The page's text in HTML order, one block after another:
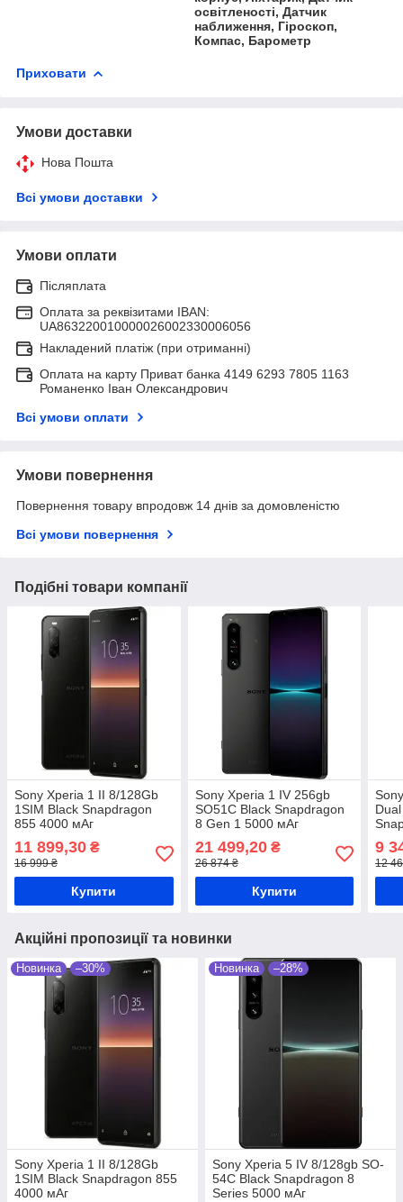
освітленості, Датчик
наближення, Гіроскоп,
Компас, Барометр
Приховати
Умови доставки
Нова Пошта
Всі умови доставки
Умови оплати
Післяплата
Оплата за реквізитами IBAN:
UA863220010000026002330006056
Накладений платіж (при отриманні)
Оплата на карту Приват банка 4149 6293 7805 1163
Романенко Іван Олександрович
Всі умови оплати
Умови повернення
Повернення товару впродовж 14 днів за домовленістю
Всі умови повернення
Подібні товари компанії
Sony Xperia 1 II 8/128Gb
1SIM Black Snapdragon
855 4000 мАг
11 899,30 ₴
16 999 ₴
Купити
Sony Xperia 1 IV 256gb
SO51C Black Snapdragon
8 Gen 1 5000 мАг
21 499,20₴
26 874 ₴
Купити
9
12
Акційні пропозиції та новинки
Новинка –30%
Sony Xperia 1 II 8/128Gb
1SIM Black Snapdragon 855
4000 мАг
Новинка –28%
Sony Xperia 5 IV 8/128gb SO-
54C Black Snapdragon 8
Series 5000 мАг